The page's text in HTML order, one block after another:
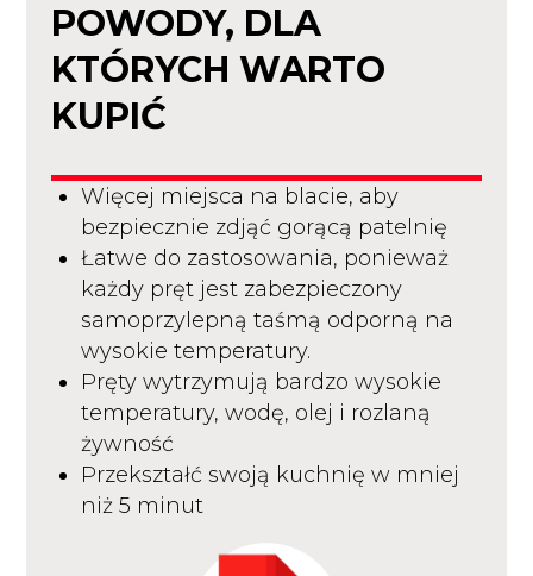
POWODY, DLA
KTÓRYCH WARTO
KUPIĆ
Więcej miejsca na blacie, aby
bezpiecznie zdjąć gorącą patelnię
Łatwe do zastosowania, ponieważ
każdy pręt jest zabezpieczony
samoprzylepną taśmą odporną na
wysokie temperatury.
Pręty wytrzymują bardzo wysokie
temperatury, wodę, olej i rozlaną
żywność
Przekształć swoją kuchnię w mniej
niż 5 minut